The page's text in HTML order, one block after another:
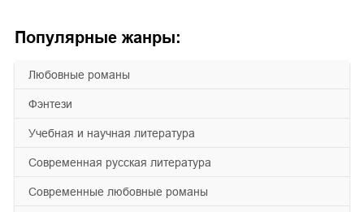
Популярные жанры:
любовные романы
фэнтези
учебная и научная литература
современная русская литература
современные любовные романы